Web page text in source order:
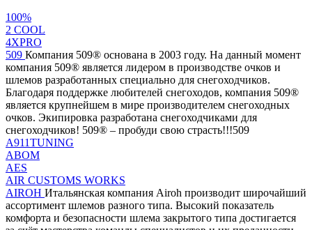
100%
2 СOOL
4XPRO
509 Компания 509® основана в 2003 году. На данный момент
компания 509® является лидером в производстве очков и
шлемов разработанных специально для снегоходчиков.
Благодаря поддержке любителей снегоходов, компания 509®
является крупнейшем в мире производителем снегоходных
очков. Экипировка разработана снегоходчиками для
снегоходчиков! 509® – пробуди свою страсть!!!509
A911TUNING
ABOM
AES
AIR CUSTOMS WORKS
AIROH Итальянская компания Airoh производит широчайший
ассортимент шлемов разного типа. Высокий показатель
комфорта и безопасности шлема закрытого типа достигается